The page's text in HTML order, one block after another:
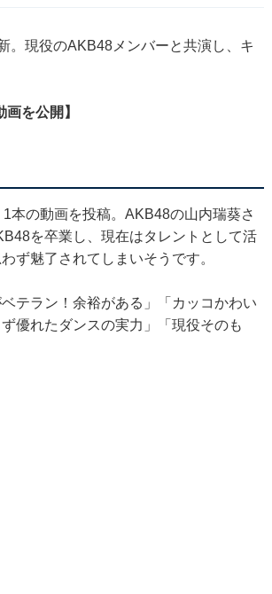
。現役のAKB48メンバーと共演し、キ
を公開】
の動画を投稿。AKB48の山内瑞葵さ
を卒業し、現在はタレントとして活
ず魅了されてしまいそうです。
テラン！余裕がある」「カッコかわい
優れたダンスの実力」「現役そのも